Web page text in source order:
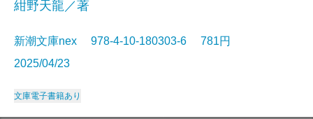
紺野天龍／著
新潮文庫nex 978-4-10-180303-6 781円
2025/04/23
文庫電子書籍あり